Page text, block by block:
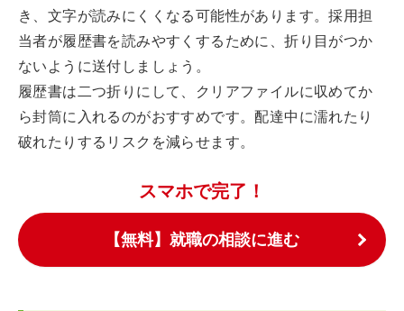
き、文字が読みにくくなる可能性があります。採用担
当者が履歴書を読みやすくするために、折り目がつか
ないように送付しましょう。
履歴書は二つ折りにして、クリアファイルに収めてか
ら封筒に入れるのがおすすめです。配達中に濡れたり
破れたりするリスクを減らせます。
スマホで完了！
【無料】就職の相談に進む